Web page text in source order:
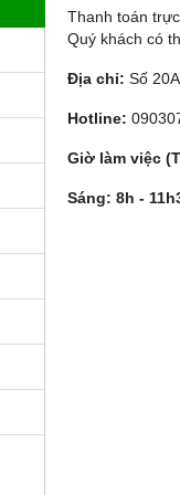
Thanh toán
Quý khách có
Địa chỉ: Số
Hotline:
Giờ làm việc
Sáng: 8h -